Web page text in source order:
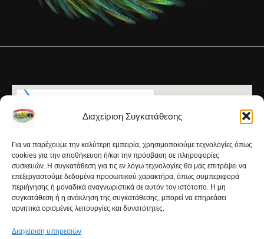
Διαχείριση Συγκατάθεσης
Για να παρέχουμε την καλύτερη εμπειρία, χρησιμοποιούμε τεχνολογίες όπως
cookies για την αποθήκευση ή/και την πρόσβαση σε πληροφορίες
συσκευών. Η συγκατάθεση για τις εν λόγω τεχνολογίες θα μας επιτρέψει να
επεξεργαστούμε δεδομένα προσωπικού χαρακτήρα, όπως συμπεριφορά
περιήγησης ή μοναδικά αναγνωριστικά σε αυτόν τον ιστότοπο. Η μη
συγκατάθεση ή η ανάκληση της συγκατάθεσης, μπορεί να επηρεάσει
αρνητικά ορισμένες λειτουργίες και δυνατότητες.
Διαχείριση υπηρεσιών